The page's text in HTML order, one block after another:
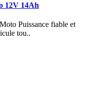
12V 14Ah
Puissance fiable et
tou..